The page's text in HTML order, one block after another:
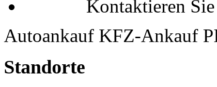
Kontaktieren
Autoankauf KFZ-Ankauf
Standorte